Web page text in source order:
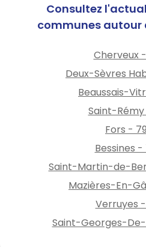
MERCI DE VOTRE
COMPREHENSION
Gérard BOBINEAU
Consultez
communes autour
Cherveux
Deux-Sèvres
Beaussais-
Saint-Rémy
Fors -
Bessines
Saint-Martin-de-
Mazières-En-
Verruyes -
Saint-Georges-